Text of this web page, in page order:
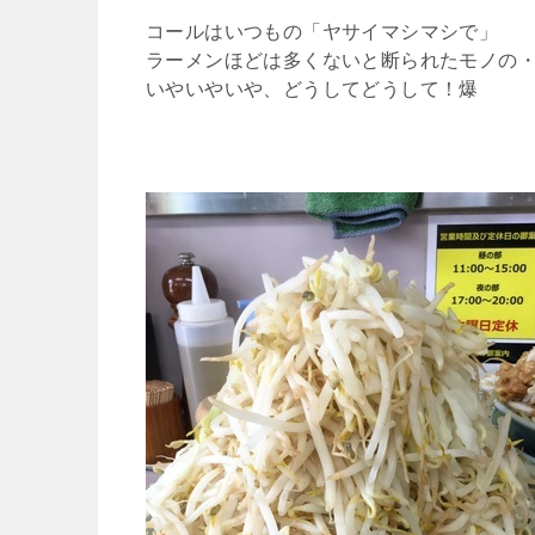
コールはいつもの「ヤサイマシマシで」
ラーメンほどは多くないと断られたモノの
いやいやいや、どうしてどうして！爆